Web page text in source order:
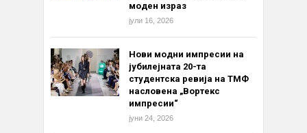
моден израз
јули 16, 2026
Нови модни импресии на
јубилејната 20-та
студентска ревија на ТМФ
насловена „Вортекс
импресии“
јуни 24, 2026